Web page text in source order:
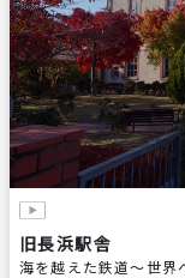
旧長浜駅舎
海を越えた鉄道～世